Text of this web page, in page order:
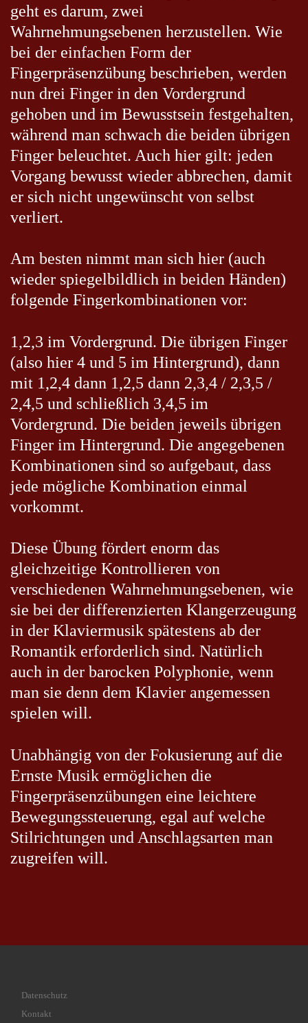
geht es darum, zwei
Wahrnehmungsebenen herzustellen. Wie
bei der einfachen Form der
Fingerpräsenzübung beschrieben, werden
nun drei Finger in den Vordergrund
gehoben und im Bewusstsein festgehalten,
während man schwach die beiden übrigen
Finger beleuchtet. Auch hier gilt: jeden
Vorgang bewusst wieder abbrechen, damit
er sich nicht ungewünscht von selbst
verliert.
Am besten nimmt man sich hier (auch
wieder spiegelbildlich in beiden Händen)
folgende Fingerkombinationen vor:
1,2,3 im Vordergrund. Die übrigen Finger
(also hier 4 und 5 im Hintergrund), dann
mit 1,2,4 dann 1,2,5 dann 2,3,4 / 2,3,5 /
2,4,5 und schließlich 3,4,5 im
Vordergrund. Die beiden jeweils übrigen
Finger im Hintergrund. Die angegebenen
Kombinationen sind so aufgebaut, dass
jede mögliche Kombination einmal
vorkommt.
Diese Übung fördert enorm das
gleichzeitige Kontrollieren von
verschiedenen Wahrnehmungsebenen, wie
sie bei der differenzierten Klangerzeugung
in der Klaviermusik spätestens ab der
Romantik erforderlich sind. Natürlich
auch in der barocken Polyphonie, wenn
man sie denn dem Klavier angemessen
spielen will.
Unabhängig von der Fokusierung auf die
Ernste Musik ermöglichen die
Fingerpräsenzübungen eine leichtere
Bewegungssteuerung, egal auf welche
Stilrichtungen und Anschlagsarten man
zugreifen will.
Datenschutz
Kontakt